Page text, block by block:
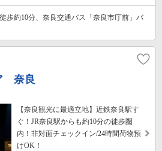
歩約10分、奈良交通バス「奈良市庁前」バ
奈良
【奈良観光に最適立地】近鉄奈良駅す
ぐ！JR奈良駅からも約10分の徒歩圏
内！非対面チェックイン/24時間荷物預
けOK！